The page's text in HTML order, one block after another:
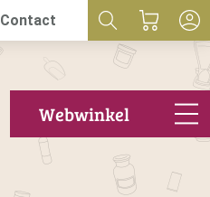
Contact
Webwinkel